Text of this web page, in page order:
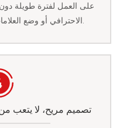
على العمل لفترة طويلة
الاحترافي أو وضع العلامات على المستندات المهمة.
تصميم مريح، لا يتعب